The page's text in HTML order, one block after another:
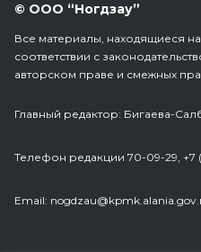
© ООО “Ногдзау”
Все материалы, находящиеся
соответствии с
авторском праве и смежных
Главный редактор: Бигаева-
Телефон редакции 70-09-29, +7
Еmail: